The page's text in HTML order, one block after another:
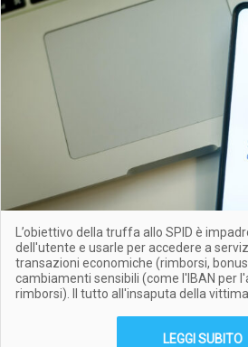
L’obiettivo della truffa allo SPID è
dell'utente e usarle per accedere a
transazioni economiche (rimborsi,
cambiamenti sensibili (come l'IBAN per
rimborsi). Il tutto all'insaputa della
LEGGI SUBITO